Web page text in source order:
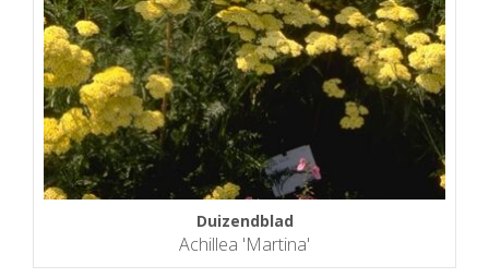
Duizendblad
Achillea 'Martina'